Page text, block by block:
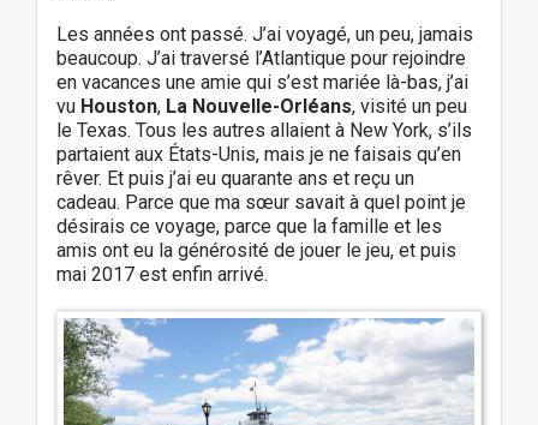
Les années ont passé. J’ai voyagé, un peu, jamais
beaucoup. J’ai traversé l’Atlantique pour rejoindre
en vacances une amie qui s’est mariée là-bas, j’ai
vu Houston, La Nouvelle-Orléans, visité un peu
le Texas. Tous les autres allaient à New York, s’ils
partaient aux États-Unis, mais je ne faisais qu’en
rêver. Et puis j’ai eu quarante ans et reçu un
cadeau. Parce que ma sœur savait à quel point je
désirais ce voyage, parce que la famille et les
amis ont eu la générosité de jouer le jeu, et puis
mai 2017 est enfin arrivé.